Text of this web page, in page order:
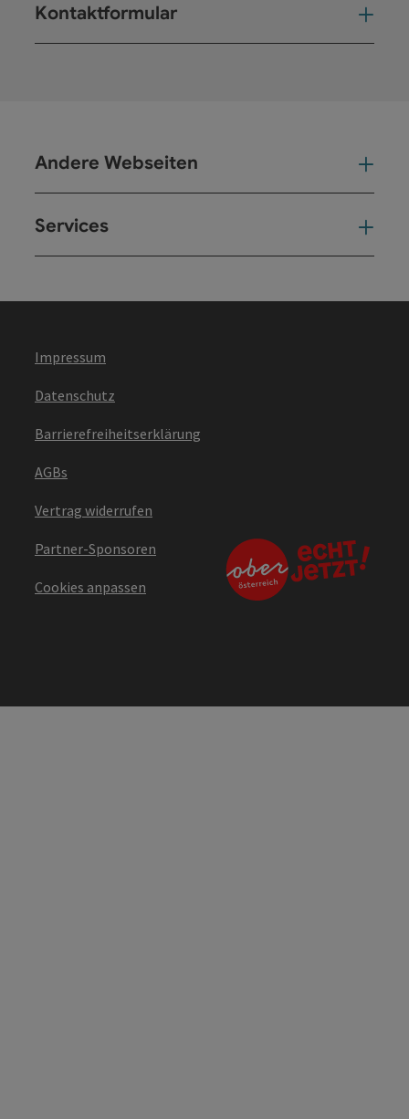
Kontaktformular
Andere Webseiten
Services
Impressum
Datenschutz
Barrierefreiheitserklärung
AGBs
Vertrag widerrufen
Partner-Sponsoren
Cookies anpassen